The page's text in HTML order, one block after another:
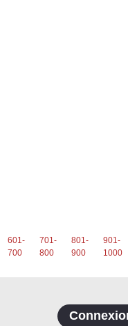
601-
700
701-
800
801-
900
901-
1000